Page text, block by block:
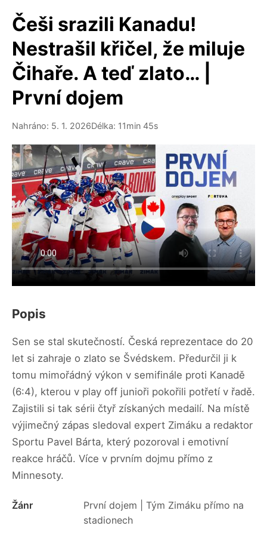
Češi srazili Kanadu!
Nestrašil křičel, že miluje
Čihaře. A teď zlato… |
První dojem
Nahráno: 5. 1. 2026Délka: 11min 45s
Popis
Sen se stal skutečností. Česká reprezentace do 20
let si zahraje o zlato se Švédskem. Předurčil ji k
tomu mimořádný výkon v semifinále proti Kanadě
(6:4), kterou v play off junioři pokořili potřetí v řadě.
Zajistili si tak sérii čtyř získaných medailí. Na místě
výjimečný zápas sledoval expert Zimáku a redaktor
Sportu Pavel Bárta, který pozoroval i emotivní
reakce hráčů. Více v prvním dojmu přímo z
Minnesoty.
Žánr
První dojem | Tým Zimáku přímo na
stadionech